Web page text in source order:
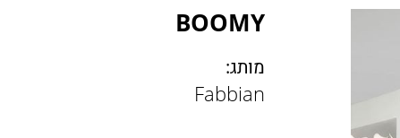
BOOMY
מותג:
Fabbian